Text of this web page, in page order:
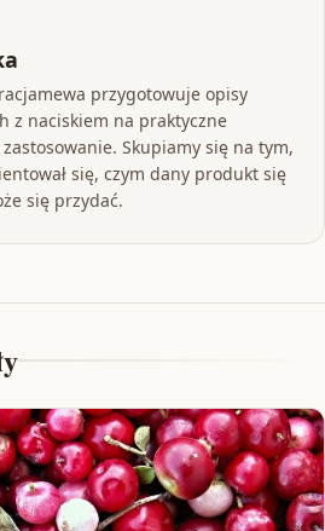
przygotowuje opisy
z naciskiem na praktyczne
Skupiamy się na tym,
się, czym dany produkt się
się przydać.